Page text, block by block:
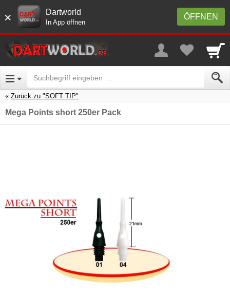
× ÖFFNEN
Dartworld
In App öffnen
Zurück zu "SOFT TIP"
Mega Points short 250er Pack